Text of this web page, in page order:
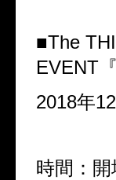
■The
EVENT
2018年
時間：